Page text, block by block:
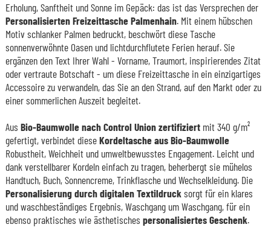
Erholung, Sanftheit und Sonne im Gepäck: das ist das Versprechen der
Personalisierten Freizeittasche Palmenhain. Mit einem hübschen
Motiv schlanker Palmen bedruckt, beschwört diese Tasche
sonnenverwöhnte Oasen und lichtdurchflutete Ferien herauf. Sie
ergänzen den Text Ihrer Wahl - Vorname, Traumort, inspirierendes Zitat
oder vertraute Botschaft - um diese Freizeittasche in ein einzigartiges
Accessoire zu verwandeln, das Sie an den Strand, auf den Markt oder zu
einer sommerlichen Auszeit begleitet.
Aus Bio-Baumwolle nach Control Union zertifiziertmit 340 g/m²
gefertigt, verbindet dieseKordeltasche aus Bio-Baumwolle
Robustheit, Weichheit und umweltbewusstes Engagement. Leicht und
dank verstellbarer Kordeln einfach zu tragen, beherbergt sie mühelos
Handtuch, Buch, Sonnencreme, Trinkflasche und Wechselkleidung. Die
Personalisierung durch digitalen Textildrucksorgt für ein klares
und waschbeständiges Ergebnis, Waschgang um Waschgang, für ein
ebenso praktisches wie ästhetisches personalisiertes Geschenk.